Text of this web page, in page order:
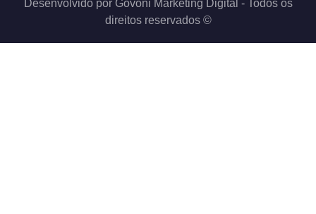
Desenvolvido porGovoni Marketing Digital - Todos os
direitos reservados ©